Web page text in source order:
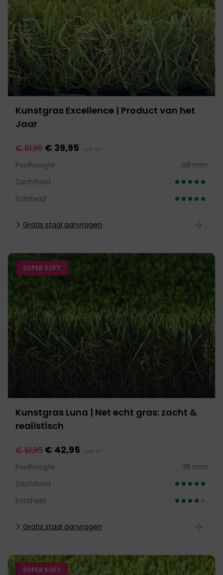
Kunstgras Excellence | Product van het
Jaar
€ 51,95 € 39,95 per m²
Poolhoogte
48 mm
Zachtheid
Echtheid
Gratis staal aanvragen
SUPER SOFT
Kunstgras Luna | Net echt gras: zacht &
realistisch
€ 51,95 € 42,95 per m²
Poolhoogte
38 mm
Zachtheid
Echtheid
Gratis staal aanvragen
SUPER SOFT